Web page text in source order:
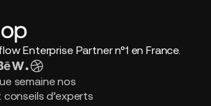
Enterprise Partner n°1 en France.
semaine nos
d’experts